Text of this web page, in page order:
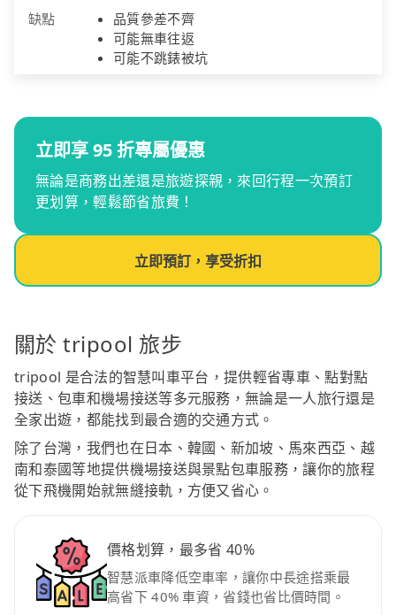
缺點
品質參差不齊
可能無車往返
可能不跳錶被坑
立即享 95 折專屬優惠
無論是商務出差還是旅遊探親，來回行程一次預訂
更划算，輕鬆節省旅費！
立即預訂，享受折扣
關於 tripool 旅步
tripool 是合法的智慧叫車平台，提供輕省專車、點對點
接送、包車和機場接送等多元服務，無論是一人旅行還是
全家出遊，都能找到最合適的交通方式。
除了台灣，我們也在日本、韓國、新加坡、馬來西亞、越
南和泰國等地提供機場接送與景點包車服務，讓你的旅程
從下飛機開始就無縫接軌，方便又省心。
價格划算，最多省 40%
智慧派車降低空車率，讓你中長途搭乘最
高省下 40% 車資，省錢也省比價時間。